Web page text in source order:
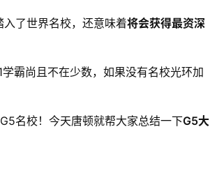
了世界名校，还意味着将会获得最资深
霸尚且不在少数，如果没有名校光环加
名校！今天唐顿就帮大家总结一下G5大